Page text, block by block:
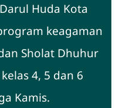
Huda Kota
keagaman
Sholat Dhuhur
4, 5 dan 6
Kamis.